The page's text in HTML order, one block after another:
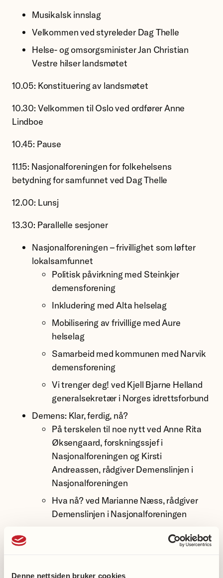
Denne nettsiden bruker cookies
Musikalsk innslag
Velkommen ved styreleder Dag Thelle
Helse- og omsorgsminister Jan Christian
Vestre hilser landsmøtet
10.05: Konstituering av landsmøtet
10.30: Velkommen til Oslo ved ordfører Anne
Lindboe
10.45: Pause
11.15: Nasjonalforeningen for folkehelsens
betydning for samfunnet ved Dag Thelle
12.00: Lunsj
13.30: Parallelle sesjoner
Nasjonalforeningen – frivillighet som løfter
lokalsamfunnet
Politisk påvirkning med Steinkjer
demensforening
Inkludering med Alta helselag
Mobilisering av frivillige med Aure
helselag
Samarbeid med kommunen med Narvik
demensforening
Vi trenger deg! ved Kjell Bjarne Helland
generalsekretær i Norges idrettsforbund
Demens: Klar, ferdig, nå?
På terskelen til noe nytt ved Anne Rita
Øksengaard, forskningssjef i
Nasjonalforeningen og Kirsti
Andreassen, rådgiver Demenslinjen i
Nasjonalforeningen
Hva nå? ved Marianne Næss, rådgiver
Demenslinjen i Nasjonalforeningen
Personsentrert omsorg er bahandling av
demens ved Bjørn Lichtwarck, leder av
allmennmedisin, PhD